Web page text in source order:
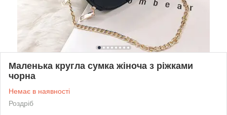
Маленька кругла сумка жіноча з ріжками
чорна
Немає в наявності
Роздріб